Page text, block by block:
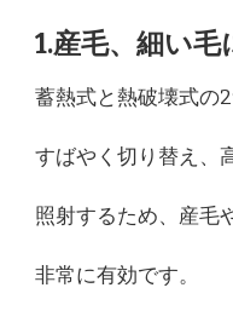
1.産毛、細い毛
蓄熱式と熱破壊式の
すばやく切り替え、
照射するため、産毛
非常に有効です。